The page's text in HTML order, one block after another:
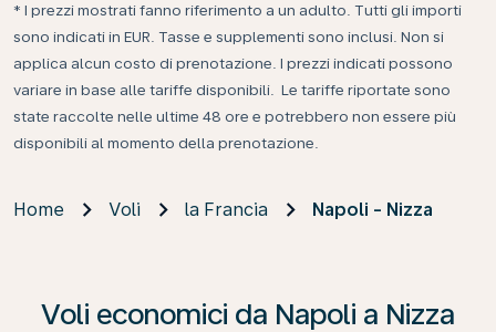
* I prezzi mostrati fanno riferimento a un adulto. Tutti gli importi
sono indicati in EUR. Tasse e supplementi sono inclusi. Non si
applica alcun costo di prenotazione. I prezzi indicati possono
variare in base alle tariffe disponibili. Le tariffe riportate sono
state raccolte nelle ultime 48 ore e potrebbero non essere più
disponibili al momento della prenotazione.
Home Voli la Francia Napoli - Nizza
Voli economici da Napoli a Nizza
Se non trova risultati, faccia clic su “Cerca le offerte”